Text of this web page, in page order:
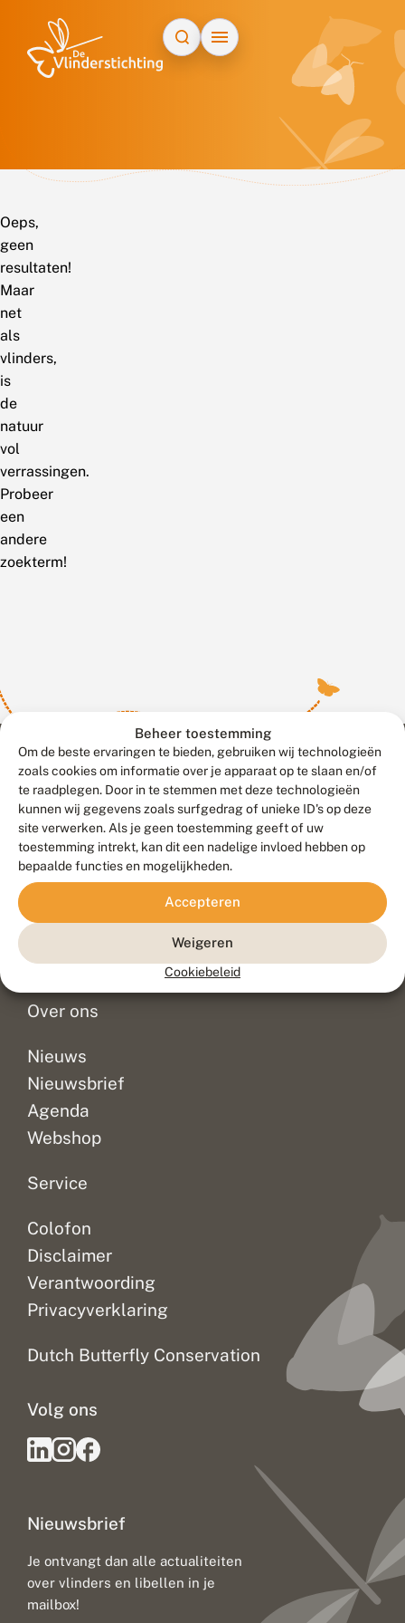
Beheer toestemming
Om de beste ervaringen te bieden, gebruiken wij technologieën
zoals cookies om informatie over je apparaat op te slaan en/of
te raadplegen. Door in te stemmen met deze technologieën
kunnen wij gegevens zoals surfgedrag of unieke ID's op deze
site verwerken. Als je geen toestemming geeft of uw
toestemming intrekt, kan dit een nadelige invloed hebben op
bepaalde functies en mogelijkheden.
Accepteren
Weigeren
Cookiebeleid
Oeps,
geen
resultaten!
Maar
net
als
vlinders,
is
de
natuur
vol
verrassingen.
Probeer
een
andere
zoekterm!
Contact
Veelgestelde vragen
Doneer
Over ons
Nieuws
Nieuwsbrief
Agenda
Webshop
Service
Colofon
Disclaimer
Verantwoording
Privacyverklaring
Dutch Butterfly Conservation
Nieuwsbrief
Je ontvangt dan alle actualiteiten
over vlinders en libellen in je
mailbox!
Volg ons
Meld waarnemingen© 2026 Vlinderstichting
Duurzaam ontwikkeld door
Go2People
, ontworpen door
Blue Field Agency
Privacy
Disclaimer
Sitemap